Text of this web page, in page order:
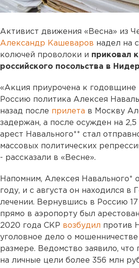
Активист движения «Весна» из
Александр Кашеваров надел на
колючей проволоки и приковал
российского посольства в
«Акция приурочена к годовщине
Россию политика Алексея
назад после прилета в Москву
задержан, а после осужден на
арест Навального** стал
массовых политических
- рассказали в «Весне».
Напомним, Алексея Навального*
году, и с августа он находился в
лечении. Вернувшись в Россию 17
прямо в аэропорту был
2020 года СКР возбудил против
уголовное дело о
размере. Ведомство заявило, что
на личные цели более 356 млн